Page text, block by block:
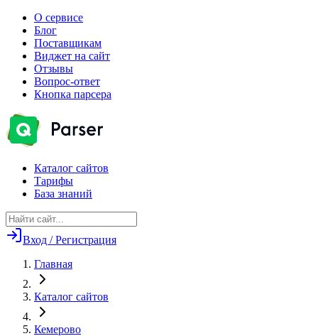
О сервисе
Блог
Поставщикам
Виджет на сайт
Отзывы
Вопрос-ответ
Кнопка парсера
Каталог сайтов
Тарифы
База знаний
Вход / Регистрация
Главная
Каталог сайтов
Кемерово